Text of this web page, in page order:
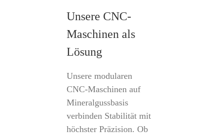
Unsere CNC-
Maschinen als
Lösung
Unsere modularen
CNC-Maschinen auf
Mineralgussbasis
verbinden Stabilität mit
höchster Präzision. Ob